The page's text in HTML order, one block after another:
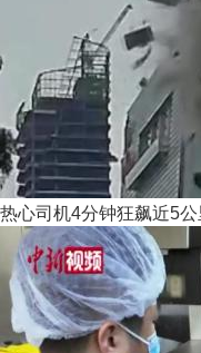
热心司机4分钟狂飙近5